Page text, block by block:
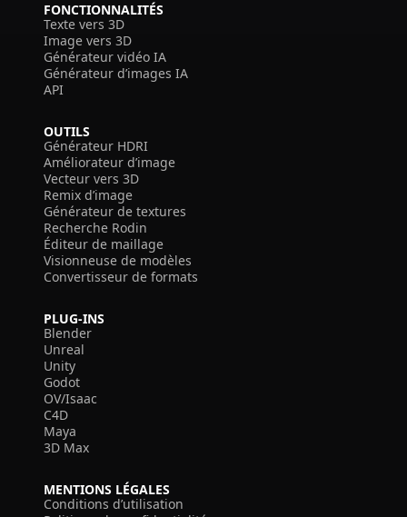
FONCTIONNALITÉS
Texte vers 3D
Image vers 3D
Générateur vidéo IA
Générateur d’images IA
API
OUTILS
Générateur HDRI
Améliorateur d’image
Vecteur vers 3D
Remix d’image
Générateur de textures
Recherche Rodin
Éditeur de maillage
Visionneuse de modèles
Convertisseur de formats
PLUG-INS
Blender
Unreal
Unity
Godot
OV/Isaac
C4D
Maya
3D Max
MENTIONS LÉGALES
Conditions d’utilisation